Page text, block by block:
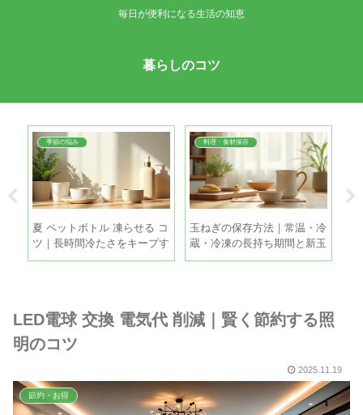
毎日が便利になる生活の知恵
暮らしのコツ
季節の悩み
夏 ペットボトル 凍らせる コ
ツ｜長時間冷たさをキープす
る5つの方法
料理・食材保存
玉ねぎの保存方法｜常温・冷
蔵・冷凍の長持ち期間と新玉
ねぎの違い
LED電球 交換 電気代 削減｜賢く節約する照
明のコツ
2025.11.19
節約・お得